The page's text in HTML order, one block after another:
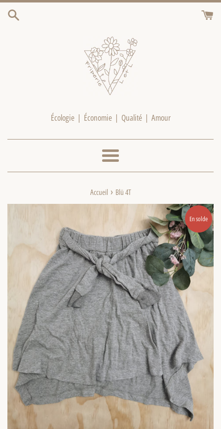
Passer
Écologie | Économie | Qualité | Amour
Menu
Accueil › Blü 4T
En solde